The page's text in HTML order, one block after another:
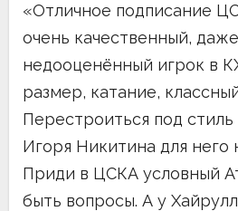
«Отличное подписание
очень качественный,
недооценённый игрок в
размер, катание,
Перестроиться под
Игоря Никитина для него
Приди в ЦСКА условный
быть вопросы. А у